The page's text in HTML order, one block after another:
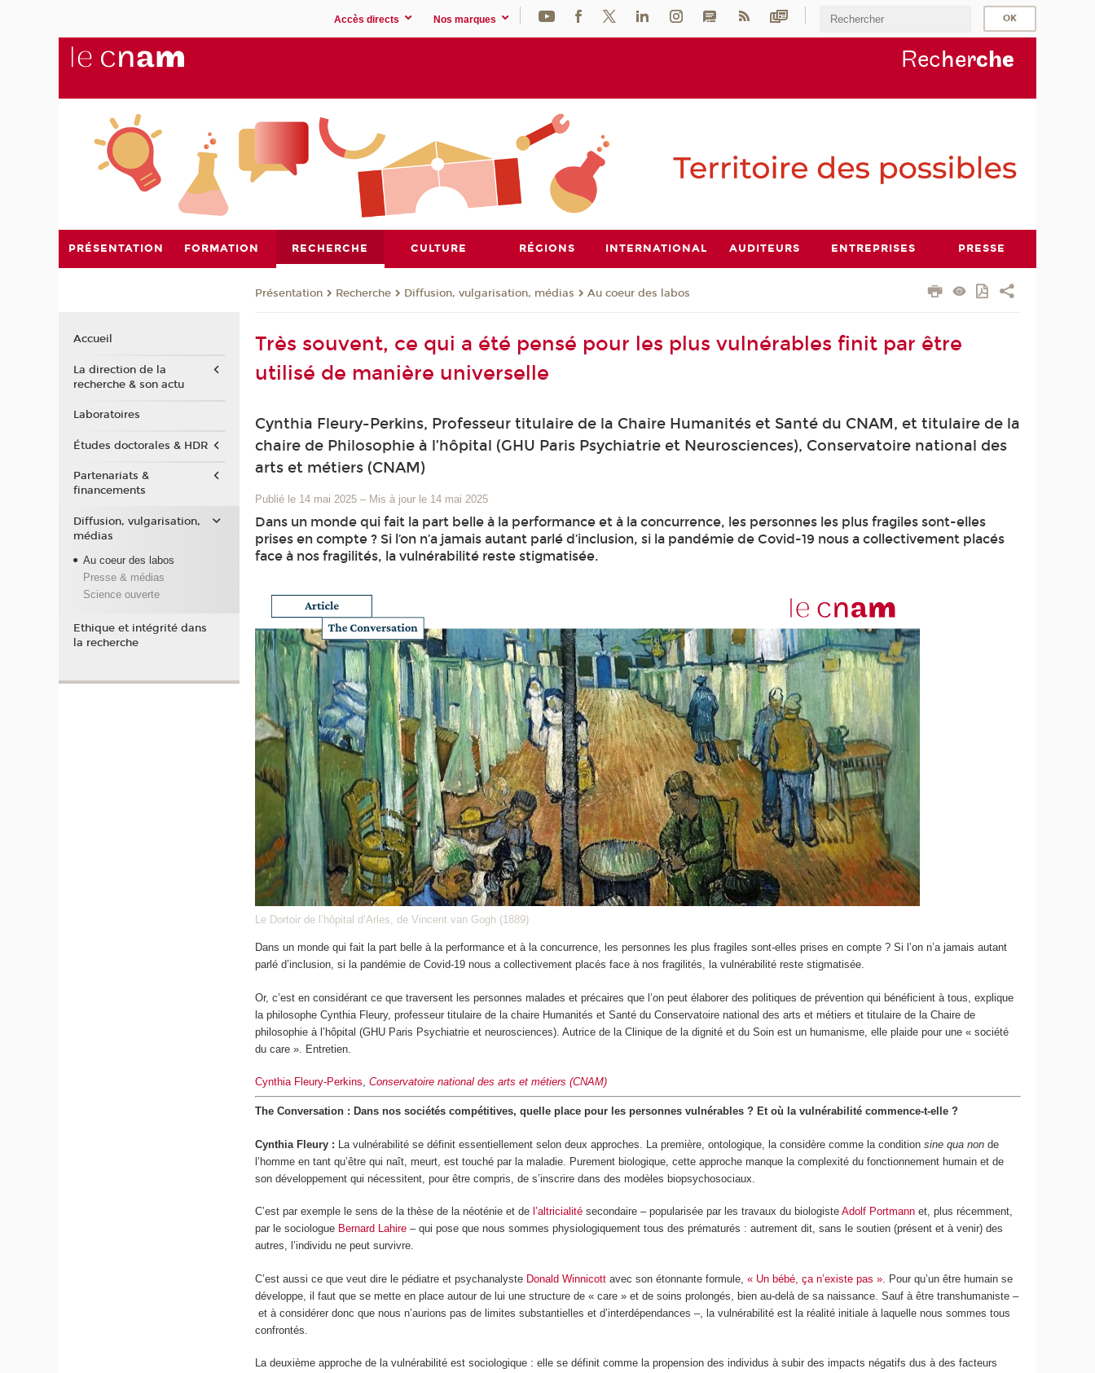
Accès directs Nos marques
Recherche
PRÉSENTATION FORMATION RECHERCHE CULTURE RÉGIONS INTERNATIONAL AUDITEURS ENTREPRISES PRESSE
Présentation Recherche Diffusion, vulgarisation, médias Au coeur des labos
Très souvent, ce qui a été pensé pour les plus vulnérables finit par être
utilisé de manière universelle
Cynthia Fleury-Perkins, Professeur titulaire de la Chaire Humanités et Santé du CNAM, et titulaire de la
chaire de Philosophie à l’hôpital (GHU Paris Psychiatrie et Neurosciences), Conservatoire national des
arts et métiers (CNAM)
Publié le 14 mai 2025 – Mis à jour le 14 mai 2025
Dans un monde qui fait la part belle à la performance et à la concurrence, les personnes les plus fragiles sont-elles
prises en compte ? Si l’on n’a jamais autant parlé d’inclusion, si la pandémie de Covid-19 nous a collectivement placés
face à nos fragilités, la vulnérabilité reste stigmatisée.
Le Dortoir de l’hôpital d’Arles, de Vincent van Gogh (1889)
Dans un monde qui fait la part belle à la performance et à la concurrence, les personnes les plus fragiles sont-elles prises en compte ? Si l’on n’a jamais autant
parlé d’inclusion, si la pandémie de Covid-19 nous a collectivement placés face à nos fragilités, la vulnérabilité reste stigmatisée.
Or, c’est en considérant ce que traversent les personnes malades et précaires que l’on peut élaborer des politiques de prévention qui bénéficient à tous, explique
la philosophe Cynthia Fleury, professeur titulaire de la chaire Humanités et Santé du Conservatoire national des arts et métiers et titulaire de la Chaire de
philosophie à l’hôpital (GHU Paris Psychiatrie et neurosciences). Autrice de la Clinique de la dignité et du Soin est un humanisme, elle plaide pour une « société
du care ». Entretien.
Cynthia Fleury-Perkins,Conservatoire national des arts et métiers (CNAM)
The Conversation : Dans nos sociétés compétitives, quelle place pour les personnes vulnérables ? Et où la vulnérabilité commence-t-elle ?
Cynthia Fleury : La vulnérabilité se définit essentiellement selon deux approches. La première, ontologique, la considère comme la conditionsine qua non de
l’homme en tant qu’être qui naît, meurt, est touché par la maladie. Purement biologique, cette approche manque la complexité du fonctionnement humain et de
son développement qui nécessitent, pour être compris, de s’inscrire dans des modèles biopsychosociaux.
C’est par exemple le sens de la thèse de la néoténie et de l’altricialité secondaire – popularisée par les travaux du biologisteAdolf Portmann et, plus récemment,
par le sociologue Bernard Lahire – qui pose que nous sommes physiologiquement tous des prématurés : autrement dit, sans le soutien (présent et à venir) des
autres, l’individu ne peut survivre.
C’est aussi ce que veut dire le pédiatre et psychanalyste Donald Winnicott avec son étonnante formule,« Un bébé, ça n’existe pas » . Pour qu’un être humain se
développe, il faut que se mette en place autour de lui une structure de « care » et de soins prolongés, bien au-delà de sa naissance. Sauf à être transhumaniste –
et à considérer donc que nous n’aurions pas de limites substantielles et d’interdépendances –, la vulnérabilité est la réalité initiale à laquelle nous sommes tous
confrontés.
La deuxième approche de la vulnérabilité est sociologique : elle se définit comme la propension des individus à subir des impacts négatifs dus à des facteurs
Accueil
La direction de la
recherche & son actu
Laboratoires
Études doctorales & HDR
Partenariats &
financements
Diffusion, vulgarisation,
médias
Au coeur des labos
Presse & médias
Science ouverte
Ethique et intégrité dans
la recherche